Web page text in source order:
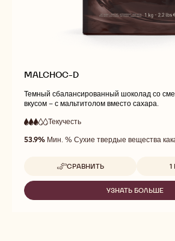
MALCHOC-D
Темный сбалансированный шоколад со
вкусом – с мальтитолом вместо сахара.
3
out
Текучесть
текучесть
53.9% Мин. % Сухие твердые вещества
СРАВНИТЬ
-
MALCHOC-
1
УЗНАТЬ БОЛЬШЕ
-